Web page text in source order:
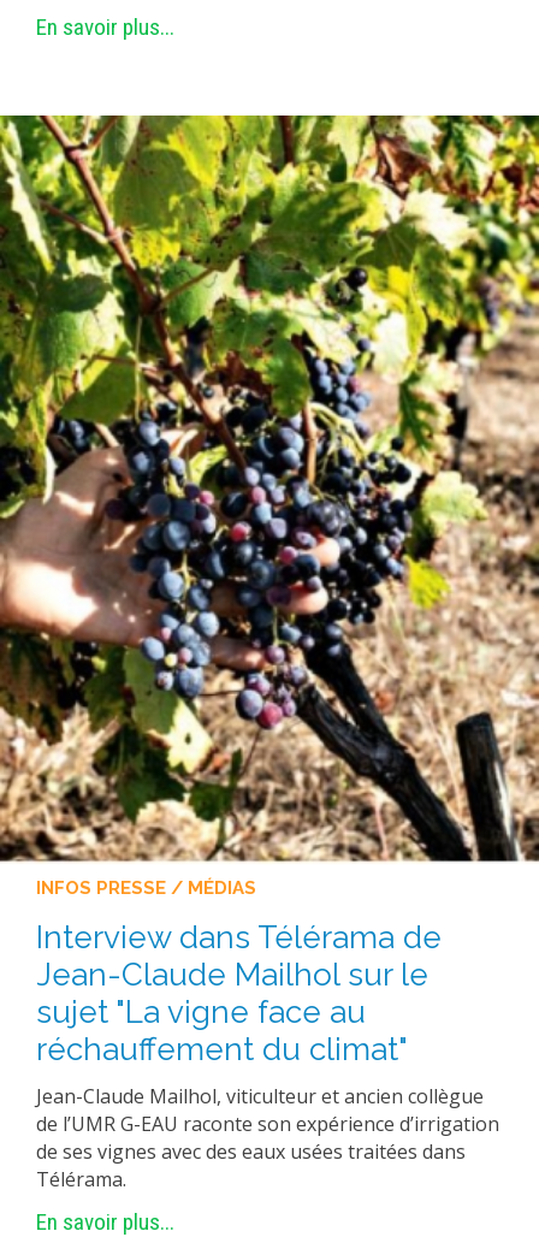
En savoir plus...
INFOS PRESSE / MÉDIAS
Interview dans Télérama de
Jean-Claude Mailhol sur le
sujet "La vigne face au
réchauffement du climat"
Jean-Claude Mailhol, viticulteur et ancien collègue
de l’UMR G-EAU raconte son expérience d’irrigation
de ses vignes avec des eaux usées traitées dans
Télérama.
En savoir plus...